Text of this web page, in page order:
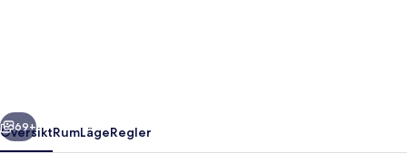
Nästa
69+
ÖversiktRumLägeRegler